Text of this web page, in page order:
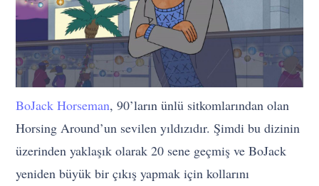
BoJack Horseman, 90’ların ünlü sitkomlarından olan
Horsing Around’un sevilen yıldızıdır. Şimdi bu dizinin
üzerinden yaklaşık olarak 20 sene geçmiş ve BoJack
yeniden büyük bir çıkış yapmak için kollarını